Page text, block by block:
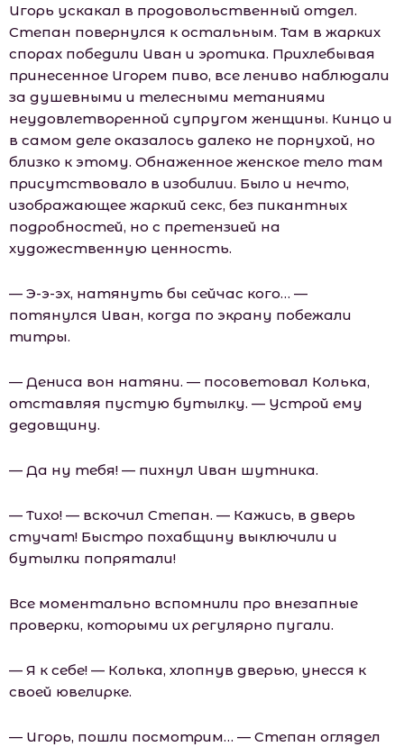
Игорь ускакал в продовольственный отдел.
Степан повернулся к остальным. Там в жарких
спорах победили Иван и эротика. Прихлебывая
принесенное Игорем пиво, все лениво наблюдали
за душевными и телесными метаниями
неудовлетворенной супругом женщины. Кинцо и
в самом деле оказалось далеко не порнухой, но
близко к этому. Обнаженное женское тело там
присутствовало в изобилии. Было и нечто,
изображающее жаркий секс, без пикантных
подробностей, но с претензией на
художественную ценность.
— Э-э-эх, натянуть бы сейчас кого… —
потянулся Иван, когда по экрану побежали
титры.
— Дениса вон натяни. — посоветовал Колька,
отставляя пустую бутылку. — Устрой ему
дедовщину.
— Да ну тебя! — пихнул Иван шутника.
— Тихо! — вскочил Степан. — Кажись, в дверь
стучат! Быстро похабщину выключили и
бутылки попрятали!
Все моментально вспомнили про внезапные
проверки, которыми их регулярно пугали.
— Я к себе! — Колька, хлопнув дверью, унесся к
своей ювелирке.
— Игорь, пошли посмотрим… — Степан оглядел